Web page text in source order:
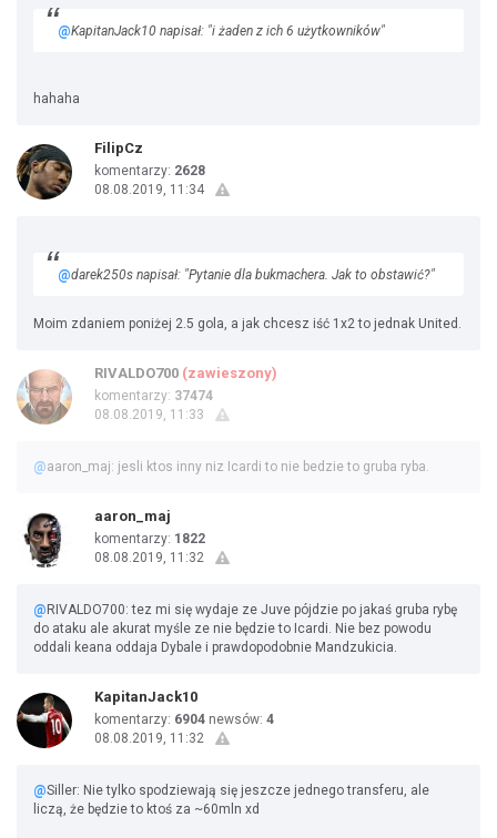
@KapitanJack10 napisał: "i żaden z ich 6 użytkowników"
hahaha
FilipCz
komentarzy: 2628
08.08.2019, 11:34
@darek250s napisał: "Pytanie dla bukmachera. Jak to obstawić?"
Moim zdaniem poniżej 2.5 gola, a jak chcesz iść 1x2 to jednak United.
RIVALDO700 (zawieszony)
komentarzy: 37474
08.08.2019, 11:33
@aaron_maj: jesli ktos inny niz Icardi to nie bedzie to gruba ryba.
aaron_maj
komentarzy: 1822
08.08.2019, 11:32
@ RIVALDO700: tez mi się wydaje ze Juve pójdzie po jakaś gruba rybę
do ataku ale akurat myśle ze nie będzie to Icardi. Nie bez powodu
oddali keana oddaja Dybale i prawdopodobnie Mandzukicia.
KapitanJack10
komentarzy: 6904 newsów: 4
08.08.2019, 11:32
@Siller: Nie tylko spodziewają się jeszcze jednego transferu, ale
liczą, że będzie to ktoś za ~60mln xd